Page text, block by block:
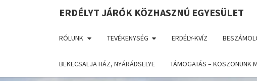
ERDÉLYT JÁRÓK KÖZHASZNÚ EGYESÜLET
RÓLUNK TEVÉKENYSÉG ERDÉLY-KVÍZ
BEKECSALJA HÁZ, NYÁRÁDSELYE TÁMOGATÁS – KÖSZÖNÜNK